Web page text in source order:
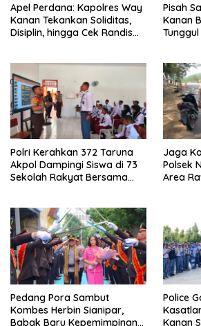
Apel Perdana: Kapolres Way
Kanan Tekankan Soliditas,
Disiplin, hingga Cek Randis
Pisah
Kanan
Polri Kerahkan 372 Taruna
Akpol Dampingi Siswa di 73
Sekolah Rakyat Bersama
Jaga
Polsek
Area
Pedang Pora Sambut
Kombes Herbin Sianipar,
Babak Baru Kepemimpinan
Police
Kanan Sambangi Pelajar